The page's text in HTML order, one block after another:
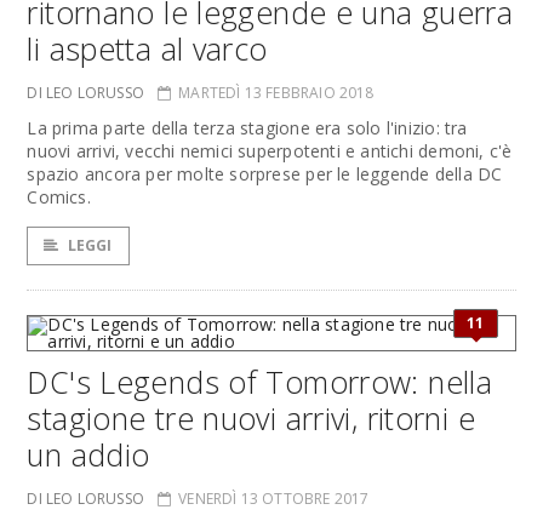
ritornano le leggende e una guerra
li aspetta al varco
DI LEO LORUSSO MARTEDÌ 13 FEBBRAIO 2018
La prima parte della terza stagione era solo l'inizio: tra
nuovi arrivi, vecchi nemici superpotenti e antichi demoni, c'è
spazio ancora per molte sorprese per le leggende della DC
Comics.
LEGGI
11
DC's Legends of Tomorrow: nella
stagione tre nuovi arrivi, ritorni e
un addio
DI LEO LORUSSO VENERDÌ 13 OTTOBRE 2017